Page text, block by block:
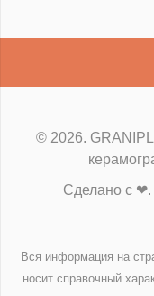
© 2026.
Сделано с ❤.
Вся информация на
носит справочный